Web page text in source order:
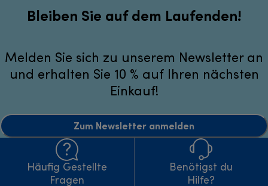
Bleiben Sie auf dem Laufenden!
Melden Sie sich zu unserem Newsletter an
und erhalten Sie 10 % auf Ihren nächsten
Einkauf!
Zum Newsletter anmelden
Häufig Gestellte
Fragen
Benötigst du
Hilfe?